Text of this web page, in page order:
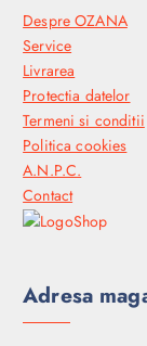
Despre OZANA
Service
Livrarea
Protectia datelor
Termeni si conditii
Politica cookies
A.N.P.C.
Contact
Adresa